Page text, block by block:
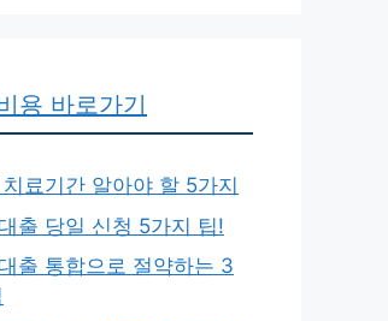
용 바로가기
료기간 알아야 할 5가지
출 당일 신청 5가지 팁!
출 통합으로 절약하는 3